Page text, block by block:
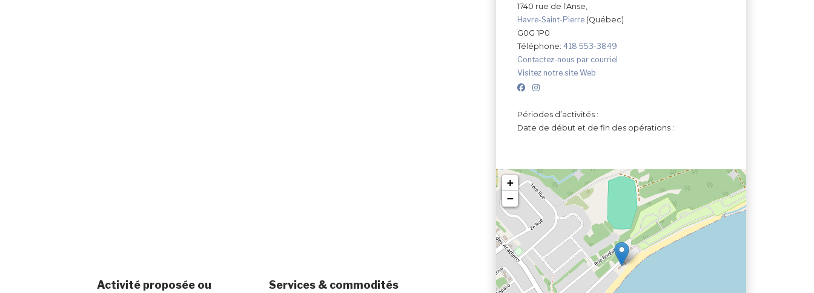
1740 rue de l'Anse,
Havre-Saint-Pierre (Québec)
G0G 1P0
Téléphone: 418 553-3849
Contactez-nous par courriel
Visitez notre site Web
Périodes d’activités :
Date de début et de fin des opérations :
+
−
Activité proposée ou
Services & commodités